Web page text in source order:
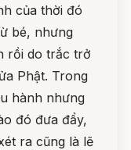
của thời đó
bé, nhưng
rồi do trắc trở
Phật. Trong
hành nhưng
đó đưa đẩy,
ra cũng là lẽ